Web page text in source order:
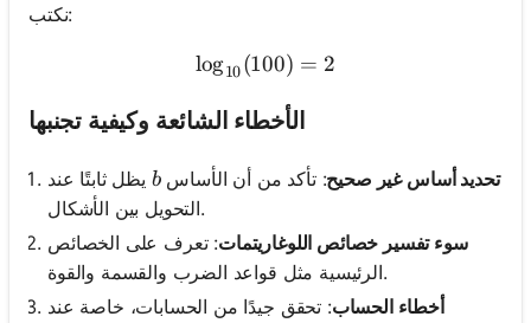
نكتب:
\log_{10}(100) = 2
log10(100) = 2
الأخطاء الشائعة وكيفية تجنبها
تحديد أساس غير صحيح: تأكد من أن الأساسb
b يظل ثابتًا عند
التحويل بين الأشكال.
سوء تفسير خصائص اللوغاريتمات: تعرف على الخصائص
الرئيسية مثل قواعد الضرب والقسمة والقوة.
أخطاء الحساب: تحقق جيدًا من الحسابات، خاصة عند